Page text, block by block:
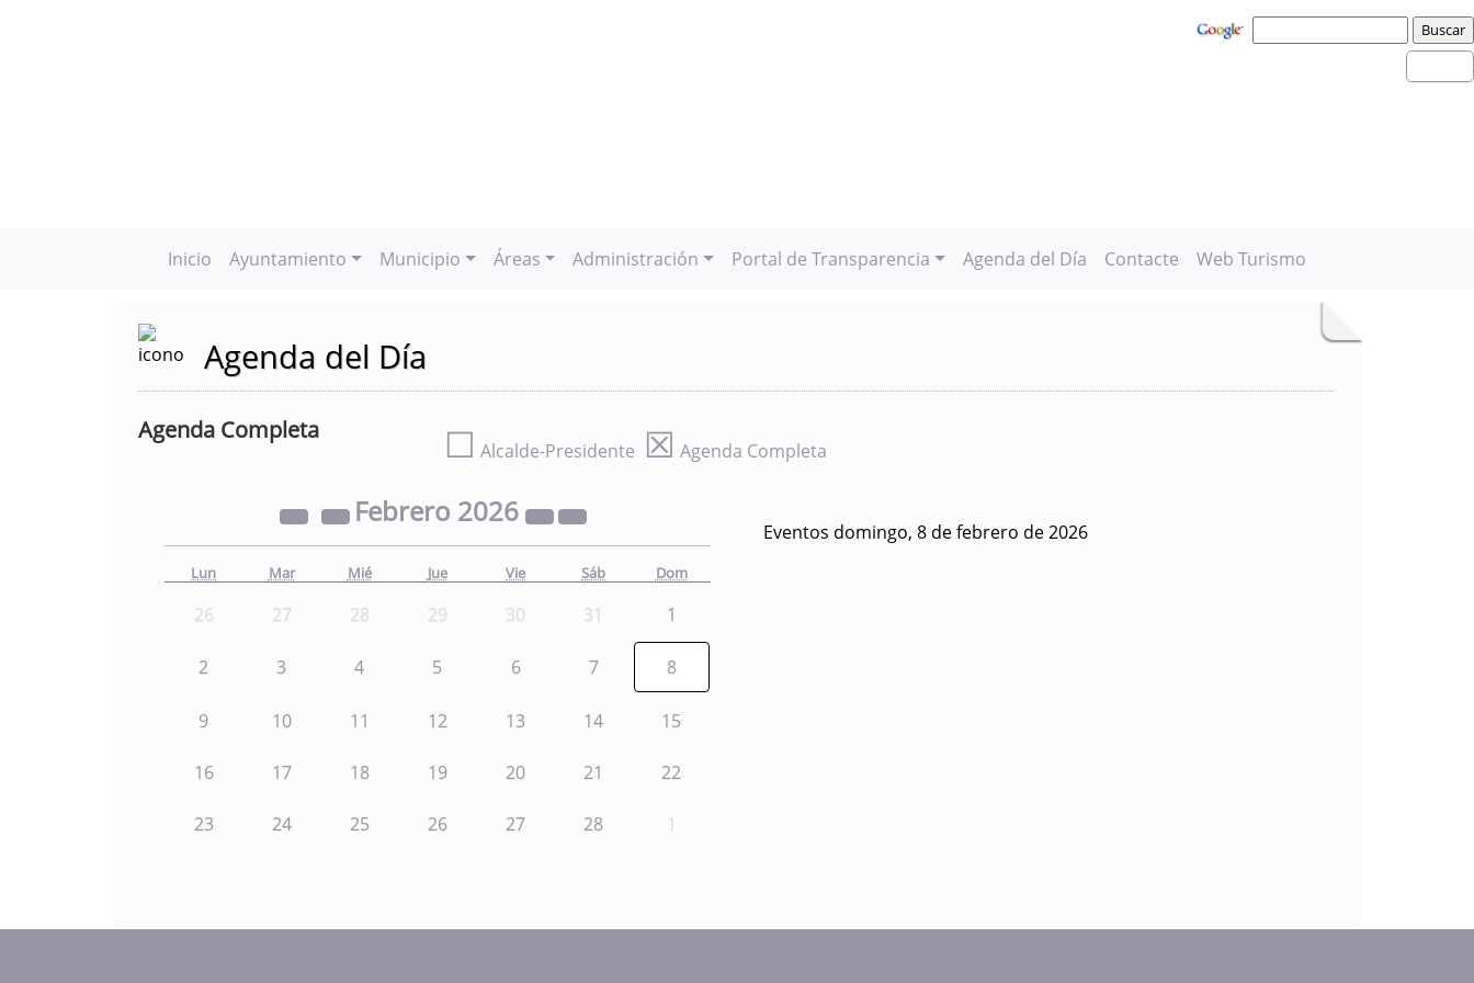
Inicio Ayuntamiento Municipio Áreas Administración Portal de Transparencia Agenda del Día Contacte Web Turismo
Agenda del Día
Agenda Completa ☐ Alcalde-Presidente ☒ Agenda Completa
Febrero 2026
Lun Mar Mié Jue Vie Sáb Dom
26 27 28 29 30 31 1
2 3 4 5 6 7 8
9 10 11 12 13 14 15
16 17 18 19 20 21 22
23 24 25 26 27 28 1
Eventos domingo, 8 de febrero de 2026